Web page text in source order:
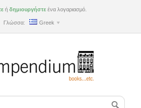
ή δημιουργήστεένα λογαριασμό.
Γλώσσα: Greek